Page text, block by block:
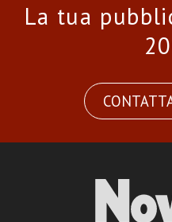
La tua